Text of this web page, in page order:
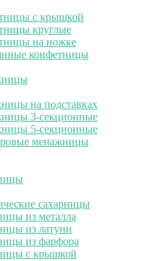
с крышкой
круглые
на ножке
конфетницы
на подставках
3-секционные
5-секционные
менажницы
сахарницы
из металла
из латуни
из фарфора
с крышкой